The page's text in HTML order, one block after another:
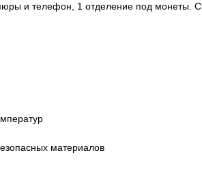
и телефон, 1 отделение под монеты.
материалов